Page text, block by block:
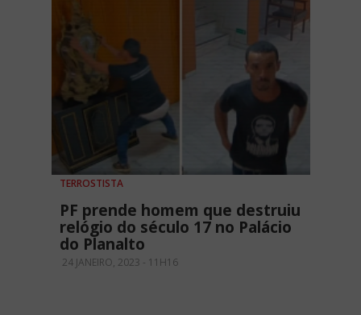
TERROSTISTA
PF prende homem que destruiu
relógio do século 17 no Palácio
do Planalto
24 JANEIRO, 2023 - 11H16